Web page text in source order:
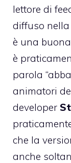
lettore di
diffuso nella
è una
è
parola
animatori
developer
che la
anche